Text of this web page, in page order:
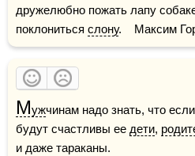
дружелюбно пожать лапу
поклониться слону.    Максим
Мужчинам надо знать, что
будут счастливы ее дети,
и даже тараканы.